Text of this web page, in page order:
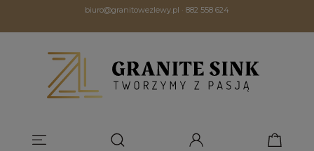
biuro@granitowezlewy.pl · 882 558 624